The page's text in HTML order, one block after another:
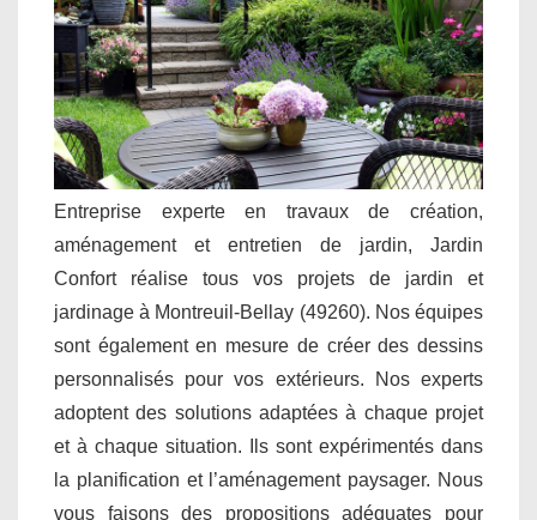
Entreprise experte en travaux de création,
aménagement et entretien de jardin, Jardin
Confort réalise tous vos projets de jardin et
jardinage à Montreuil-Bellay (49260). Nos équipes
sont également en mesure de créer des dessins
personnalisés pour vos extérieurs. Nos experts
adoptent des solutions adaptées à chaque projet
et à chaque situation. Ils sont expérimentés dans
la planification et l’aménagement paysager. Nous
vous faisons des propositions adéquates pour